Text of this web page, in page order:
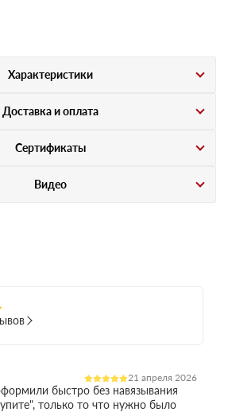
Характеристики
Доставка и оплата
Сертификаты
Видео
21 апреля 2026
быстро без навязывания
только то что нужно было